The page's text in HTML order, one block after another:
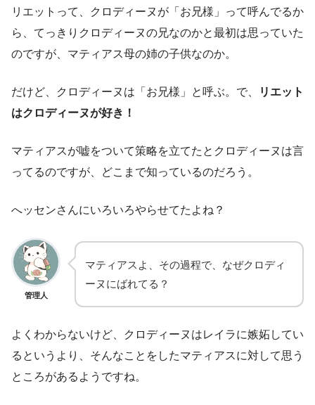
リエットって、クロディーヌが「お兄様」って呼んでるか
ら、てっきりクロディーヌの兄なのかと最初は思っていた
のですが、マティアス母の姉の子供なのか。
だけど、クロディーヌは「お兄様」と呼ぶ。で、
リエット
はクロディーヌが好き！
マティアスが嘘をついて策略を立てたとクロディーヌは言
ってるのですが、どこまで知っているのだろう。
へッセンさんにいろいろやらせてたよね？
管理人
マティアスよ、その過程で、なぜクロディ
ーヌにばれてる？
よくわからないけど、クロディーヌはレイラに嫉妬してい
るというより、そんなことをしたマティアスに対して思う
ところがあるようですね。